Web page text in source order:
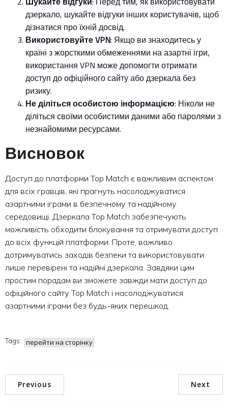
дзеркало, шукайте відгуки інших користувачів, щоб
дізнатися про їхній досвід.
Використовуйте VPN: Якщо ви знаходитесь у
країні з жорсткими обмеженнями на азартні ігри,
використання VPN може допомогти отримати
доступ до офіційного сайту або дзеркала без
ризику.
Не діліться особистою інформацією: Ніколи не
діліться своїми особистими даними або паролями з
незнайомими ресурсами.
Висновок
Доступ до платформи Top Match є важливим аспектом
для всіх гравців, які прагнуть насолоджуватися
азартними іграми в безпечному та надійному
середовищі. Дзеркала Top Match забезпечують
можливість обходити блокування та отримувати доступ
до всіх функцій платформи. Проте, важливо
дотримуватись заходів безпеки та використовувати
лише перевірені та надійні дзеркала. Завдяки цим
простим порадам ви зможете завжди мати доступ до
офіційного сайту Top Match і насолоджуватися
азартними іграми без будь-яких перешкод.
Tags: перейти на сторінку
Previous Next